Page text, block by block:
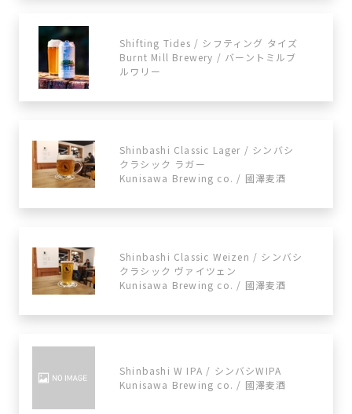
Shifting Tides / シフティング タイズ
Burnt Mill Brewery / バーントミルブ
ルワリー
Shinbashi Classic Lager / シンバシ
クラシック ラガー
Kunisawa Brewing co. / 國澤麦酒
Shinbashi Classic Weizen / シンバシ
クラシック ヴァイツェン
Kunisawa Brewing co. / 國澤麦酒
Shinbashi W IPA / シンバシWIPA
Kunisawa Brewing co. / 國澤麦酒